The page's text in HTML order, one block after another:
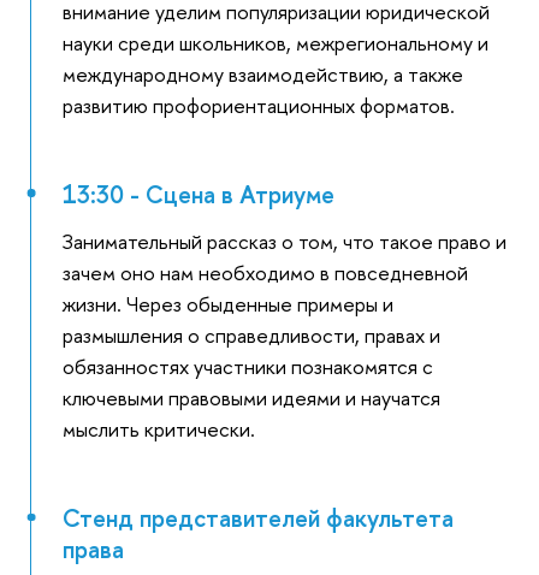
внимание уделим популяризации юридической
науки среди школьников, межрегиональному и
международному взаимодействию, а также
развитию профориентационных форматов.
13:30 - Сцена в Атриуме
Занимательный рассказ о том, что такое право и
зачем оно нам необходимо в повседневной
жизни. Через обыденные примеры и
размышления о справедливости, правах и
обязанностях участники познакомятся с
ключевыми правовыми идеями и научатся
мыслить критически.
Стенд представителей факультета
права